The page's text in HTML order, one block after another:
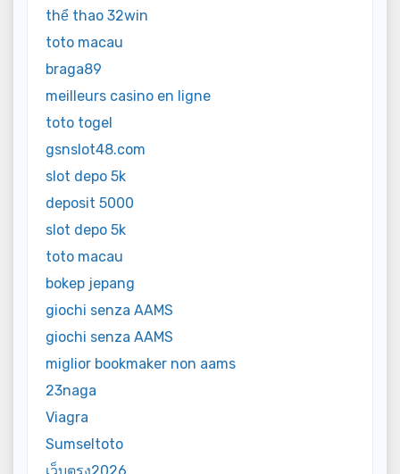
thể thao 32win
toto macau
braga89
meilleurs casino en ligne
toto togel
gsnslot48.com
slot depo 5k
deposit 5000
slot depo 5k
toto macau
bokep jepang
giochi senza AAMS
giochi senza AAMS
miglior bookmaker non aams
23naga
Viagra
Sumseltoto